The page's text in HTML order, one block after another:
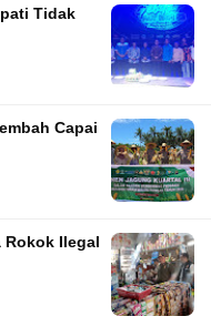
Tidak
Capai
Rokok Ilegal